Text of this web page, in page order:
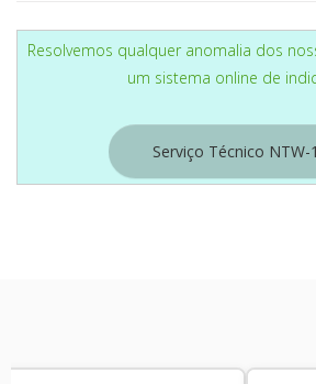
Resolvemos qualquer anomalia dos
um sistema online de
Serviço Técnico NTW-